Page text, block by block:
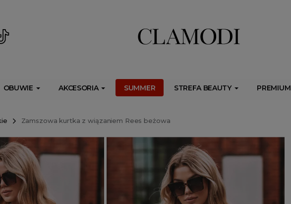
OBUWIE AKCESORIA SUMMER STREFA BEAUTY PREMIUM
Zamszowa kurtka z wiązaniem Rees beżowa